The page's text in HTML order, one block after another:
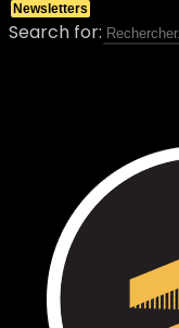
Search for:
Newsletters